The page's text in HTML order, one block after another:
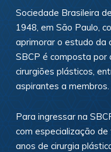
Sociedade Brasileira
1948, em São Paulo,
aprimorar o estudo da
SBCP é composta por
cirurgiões plásticos,
aspirantes a membros.
Para ingressar na
com especialização
anos de cirurgia